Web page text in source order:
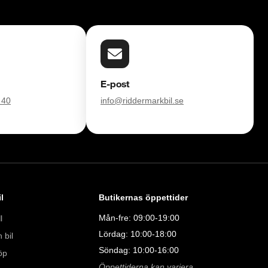
E-post
info@riddermarkbil.se
bil
Butikernas öppettider
Mån-fre: 09:00-19:00
Lördag: 10:00-18:00
Söndag: 10:00-16:00